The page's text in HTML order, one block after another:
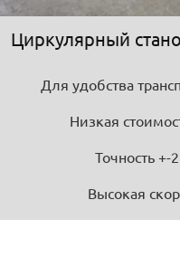
Циркулярный
Для удобства
Низкая
Точность +-
Высокая